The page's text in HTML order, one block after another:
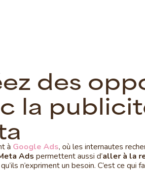
ez des opp
c la publicit
a
à Google Ads, où les internautes
Ads permettent aussi d’aller à la
n’expriment un besoin. C’est ce qui